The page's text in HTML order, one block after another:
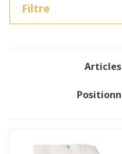
Filtre
Articles
Trier par: